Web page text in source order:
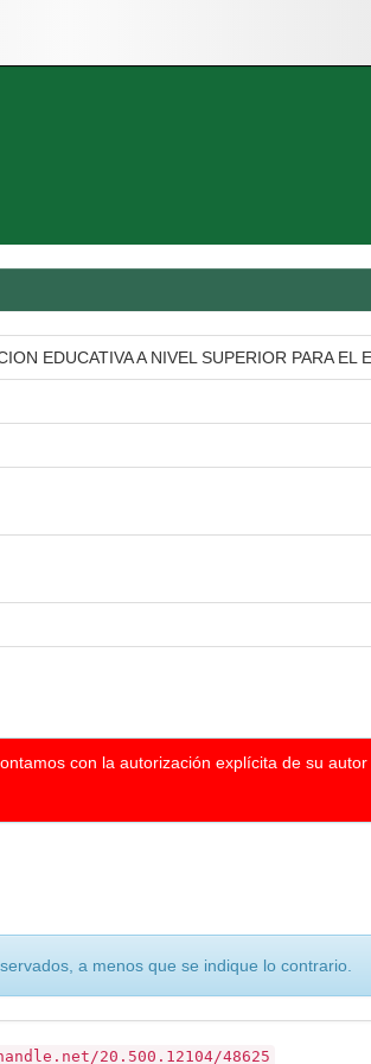
EDUCATIVA A NIVEL SUPERIOR PARA EL
con la autorización explícita de su
a menos que se indique lo contrario.
20.500.12104/48625